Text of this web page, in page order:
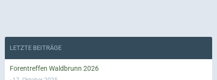
LETZTE BEITRÄGE
Forentreffen Waldbrunn 2026